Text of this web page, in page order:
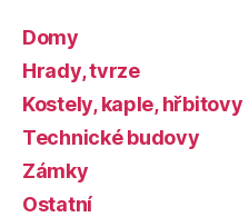
Domy
Hrady, tvrze
Kostely, kaple, hřbitovy
Technické budovy
Zámky
Ostatní